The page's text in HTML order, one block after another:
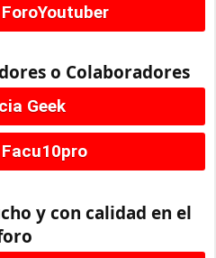
o Colaboradores
Geek
y con calidad en el